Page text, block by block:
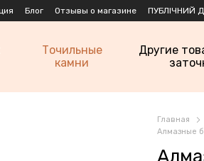
Блог Отзывы о магазине ПУБЛІЧНИЙ
Точильные
камни
Другие
Главная
Алмазные